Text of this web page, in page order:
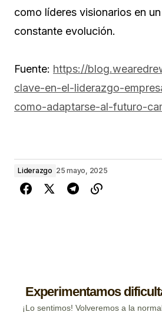
como líderes visionarios en
constante evolución.
Fuente: https://
clave-en-el-liderazgo-
como-adaptarse-al-futuro-
Liderazgo 25 mayo, 2025